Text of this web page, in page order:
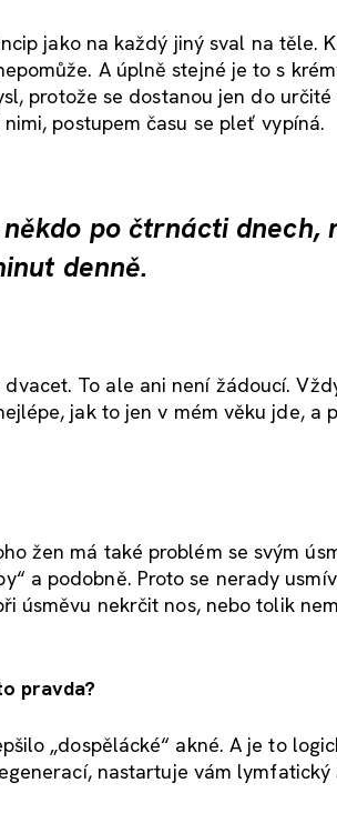
jako na každý jiný sval na těle.
A úplně stejné je to s
protože se dostanou jen do určité
postupem času se pleť vypíná.
po čtrnácti dnech,
denně.
To ale ani není žádoucí.
jak to jen v mém věku jde, a
žen má také problém se svým
a podobně. Proto se nerady
úsměvu nekrčit nos, nebo tolik
pravda?
„dospělácké“ akné. A je to
nastartuje vám lymfatický